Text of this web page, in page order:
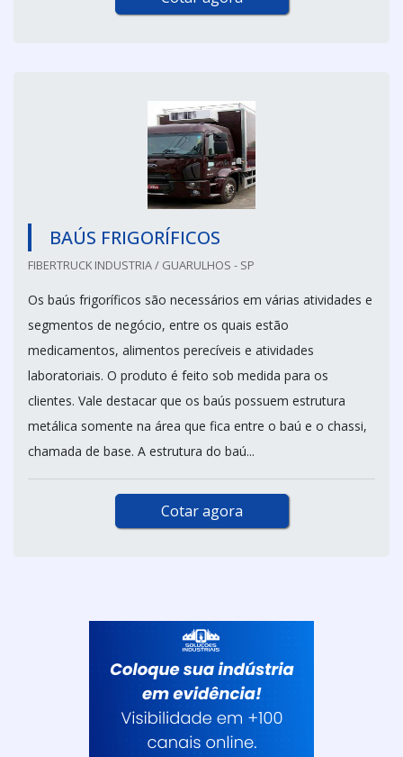
BAÚS FRIGORÍFICOS
FIBERTRUCK INDUSTRIA / GUARULHOS - SP
Os baús frigoríficos são necessários em várias atividades e
segmentos de negócio, entre os quais estão
medicamentos, alimentos perecíveis e atividades
laboratoriais. O produto é feito sob medida para os
clientes. Vale destacar que os baús possuem estrutura
metálica somente na área que fica entre o baú e o chassi,
chamada de base. A estrutura do baú...
Cotar agora